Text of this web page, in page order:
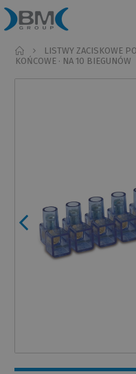
Home
LISTWY ZACISKOWE
KOŃCOWE · NA 10 BIEGUNÓW